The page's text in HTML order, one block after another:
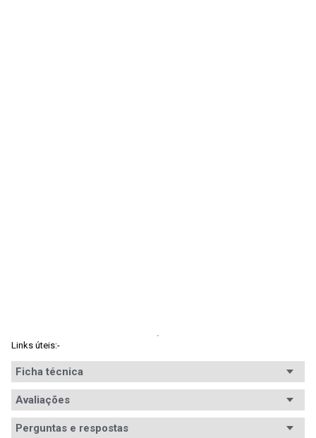
Links úteis:-
Ficha técnica
Avaliações
Perguntas e respostas